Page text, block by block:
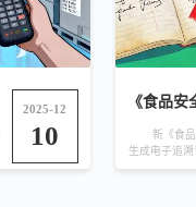
2025-12
10
新《食
生成电子追溯